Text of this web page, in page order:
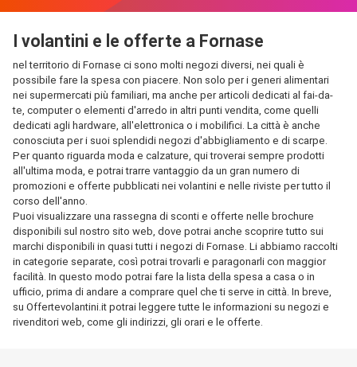
I volantini e le offerte a Fornase
nel territorio di Fornase ci sono molti negozi diversi, nei quali è
possibile fare la spesa con piacere. Non solo per i generi alimentari
nei supermercati più familiari, ma anche per articoli dedicati al fai-da-
te, computer o elementi d'arredo in altri punti vendita, come quelli
dedicati agli hardware, all'elettronica o i mobilifici. La città è anche
conosciuta per i suoi splendidi negozi d'abbigliamento e di scarpe.
Per quanto riguarda moda e calzature, qui troverai sempre prodotti
all'ultima moda, e potrai trarre vantaggio da un gran numero di
promozioni e offerte pubblicati nei volantini e nelle riviste per tutto il
corso dell'anno.
Puoi visualizzare una rassegna di sconti e offerte nelle brochure
disponibili sul nostro sito web, dove potrai anche scoprire tutto sui
marchi disponibili in quasi tutti i negozi di Fornase. Li abbiamo raccolti
in categorie separate, così potrai trovarli e paragonarli con maggior
facilità. In questo modo potrai fare la lista della spesa a casa o in
ufficio, prima di andare a comprare quel che ti serve in città. In breve,
su Offertevolantini.it potrai leggere tutte le informazioni su negozi e
rivenditori web, come gli indirizzi, gli orari e le offerte.